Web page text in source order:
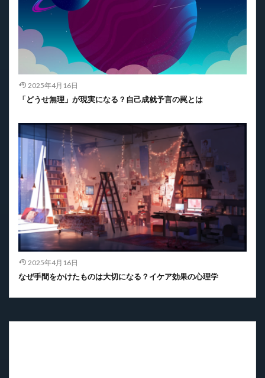
2025年4月16日
「どうせ無理」が現実になる？自己成就予言の罠とは
2025年4月16日
なぜ手間をかけたものは大切になる？イケア効果の心理学